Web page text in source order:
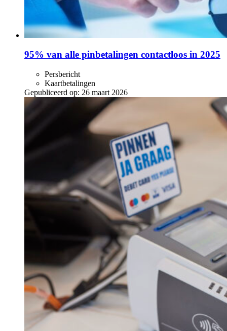
95% van alle pinbetalingen contactloos in 2025
Persbericht
Kaartbetalingen
Gepubliceerd op: 26 maart 2026